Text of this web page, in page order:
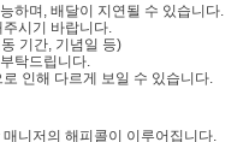
하며, 배달이 지연될 수 있습니다.
시기 바랍니다.
기간, 기념일 등)
탁드립니다.
인해 다르게 보일 수 있습니다.
니저의 해피콜이 이루어집니다.